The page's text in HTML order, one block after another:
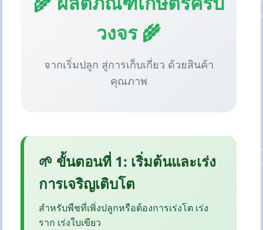
วงจร 🌾
จากเริ่มปลูก สู่การเก็บเกี่ยว ด้วยสินค้า
คุณภาพ
🌱 ขั้นตอนที่ 1: เริ่มต้นและเร่ง
การเจริญเติบโต
สำหรับพืชที่เพิ่งปลูกหรือต้องการเร่งโต เร่ง
ราก เร่งใบเขียว